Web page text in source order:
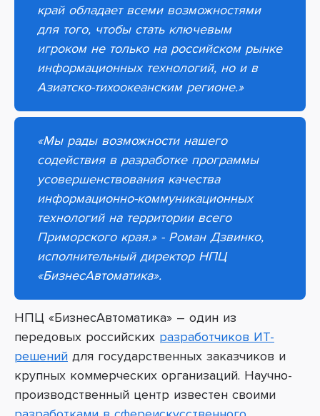
край обладает всеми возможностями
для того, чтобы стать ключевым
игроком не только на российском рынке
информационных технологий, но и в
Азиатско-тихоокеанским регионе.»
«Мы рады возможности нашего
содействия в разработке программы
усовершенствования качества
информационно-коммуникационных
технологий на территории всего
Приморского края.» - Роман Дзвинко,
исполнительный директор НПЦ
«БизнесАвтоматика».
НПЦ «БизнесАвтоматика» – один из
передовых российских разработчиков ИТ-
решений для государственных заказчиков и
крупных коммерческих организаций. Научно-
производственный центр известен своими